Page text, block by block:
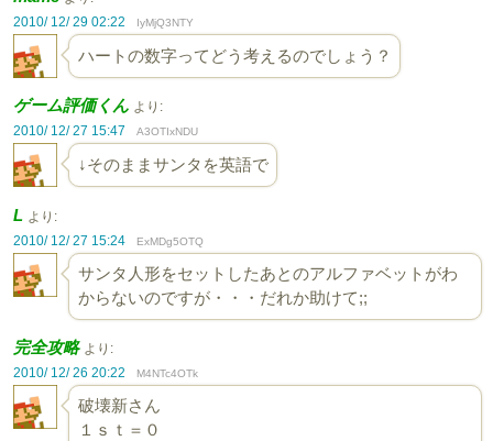
2010/ 12/ 29 02:22
IyMjQ3NTY
ハートの数字ってどう考えるのでしょう？
ゲーム評価くん より:
2010/ 12/ 27 15:47
A3OTIxNDU
↓そのままサンタを英語で
L より:
2010/ 12/ 27 15:24
ExMDg5OTQ
サンタ人形をセットしたあとのアルファベットがわ
からないのですが・・・だれか助けて;;
完全攻略 より:
2010/ 12/ 26 20:22
M4NTc4OTk
破壊新さん
１ｓｔ＝０